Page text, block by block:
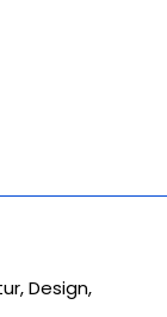
Design,